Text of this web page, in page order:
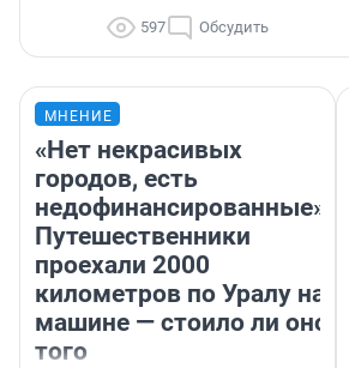
597 Обсудить
МНЕНИЕ
«Нет некрасивых
городов, есть
недофинансированные».
Путешественники
проехали 2000
километров по Уралу на
машине — стоило ли оно
того